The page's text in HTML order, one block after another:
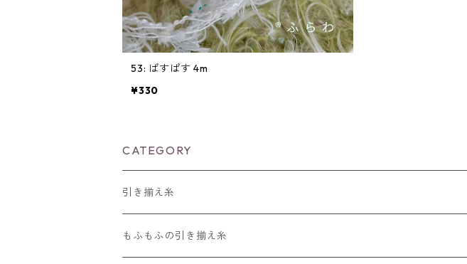
53: ぱすぱす 4m
¥330
CATEGORY
引き揃え糸
編みもの用の糸
もふもふの引き揃え糸